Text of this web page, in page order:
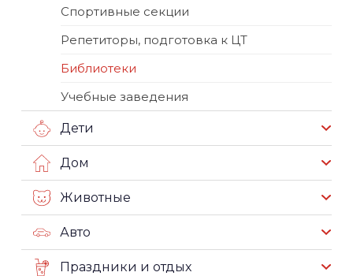
Спортивные секции
Репетиторы, подготовка к ЦТ
Библиотеки
Учебные заведения
Дети
Дом
Животные
Авто
Праздники и отдых